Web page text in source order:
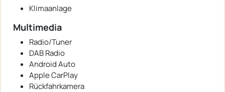
Klimaanlage
Multimedia
Radio/Tuner
DAB Radio
Android Auto
Apple CarPlay
Rückfahrkamera